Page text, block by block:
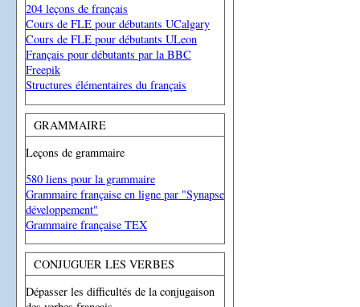
204 leçons de français
Cours de FLE pour débutants UCalgary
Cours de FLE pour débutants ULeon
Français pour débutants par la BBC
Freepik
Structures élémentaires du français
GRAMMAIRE
Leçons de grammaire
580 liens pour la grammaire
Grammaire française en ligne par "Synapse
développement"
Grammaire française TEX
CONJUGUER LES VERBES
Dépasser les difficultés de la conjugaison